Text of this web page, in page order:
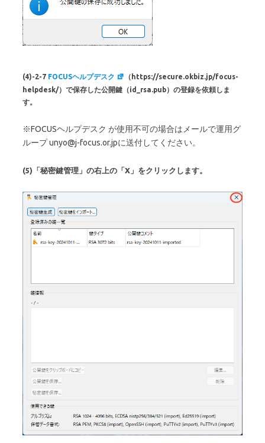
(4)-2-7 FOCUSヘルプデスク
（https://secure.okbiz.jp/focus-
helpdesk/）で保存した公開鍵（id_rsa.pub）の登録を依頼しま
す。
※FOCUSヘルプデスク が使用不可の場合はメールで運用グ
ループ unyo@j-focus.or.jpに送付してください。
(5)「秘密鍵管理」の右上の「X」をクリックします。